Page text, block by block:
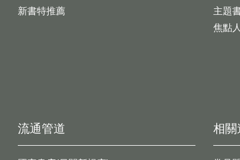
新書特推薦
主題
焦點
流通管道 相關